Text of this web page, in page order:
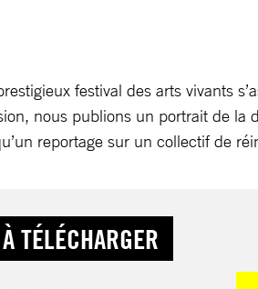
festival des arts vivants
nous publions un portrait de la
reportage sur un collectif de
TÉLÉCHARGER